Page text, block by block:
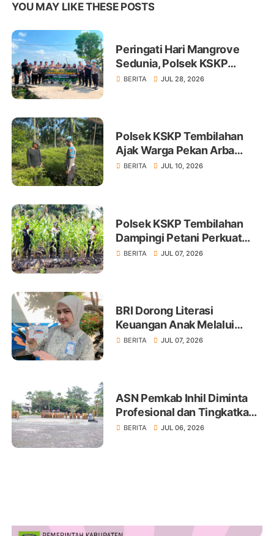
YOU MAY LIKE THESE POSTS
Peringati Hari Mangrove
Sedunia, Polsek KSKP
Tembilahan Tanam 100 Bibit
BERITA JUL 28, 2026
Polsek KSKP Tembilahan
Ajak Warga Pekan Arba
Tanam Cabai Dukung
BERITA JUL 10, 2026
Polsek KSKP Tembilahan
Dampingi Petani Perkuat
Swasembada Pangan
BERITA JUL 07, 2026
BRI Dorong Literasi
Keuangan Anak Melalui
Produk BritAma Junio
BERITA JUL 07, 2026
ASN Pemkab Inhil Diminta
Profesional dan Tingkatkan
Pelayanan Publik
BERITA JUL 06, 2026